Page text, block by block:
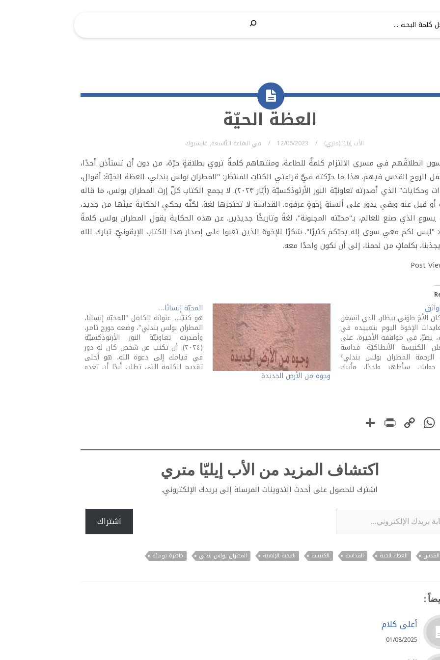
العظة الحيّة
الأب إيليّا (متري) 12/06/2023 في السّاعة التّاسعة, فايسبوك
انطلاقُهم في مسرى الالتزام كلمةٌ للطاعة، ومنتهاهم كلمةٌ تروي بطلاقةٍ حرّة، من دون أن تستأذن أحدًا،
الروح القدس فيهم. هذا ما حرّكته فيَّ قراءتي الكتابَ المنتظَر: "المطران بولس بندلي، العظة الحيّة: أقوال،
شهادات وحكايات" الذي أصدرته تعاونيّة النور الأرثوذكسيّة (أيّار ٢٠٢٣). لا يجمع الكتاب كلّ إرث المطران بولس، ما قاله
أو قيل عنه وبقي يدور على ألسنةِ إخوةٍ عرفوه. القداسة لا تحتجزها لغة. لكنّه يحكي الحكايةَ عينَها من جديد،
يسوع الذي صنع للعالم، بـ"محبّته المجنونة"، لغةً وتاريخًا جديدَين. عن هذه الحكاية يقول المطران بولس كلمةً
"ليس لكم معي سوى إله يحبّكم كثيرًا". شكرًا للإخوة الذين تعبوا على إصدار هذا الكتاب الإيقونيّ. تبارك الله
بكلماتٍ من لحمنا، إلى أن نكون واحدًا معه.
Post
الأخ طوني بيطار، الذي انشغل
الإخوة اليوم بتعييده في
يصرّ، في مواقفه الأخيرة، على
الكنيسة الأنطاكيّة قداسة
الرحمة المطران بولس بندلي؟
سأظهر واحدًا، وأترك
وجوه من الأرض الجديدة
المحبّة إنسانًا…
هو كتيّب، عنوانه الكامل "المحبّة إنسانًا،
المطران بولس بندلي"، وضعه جورج تامر،
وأصدرته تعاونيّة النور الأرثوذكسيّة
(٢٠٢٤). أن تكتب عن شخص كان له دور
في قيامك إلى دعوة الله، هو أحلى
تقديم للكلمة التي تطلب أبدًا أن تغدو
Facebook
WhatsApp
Copy
PrintFriendly
اكتشاف المزيد من الأب إيليّا متري
اشترك للحصول على أحدث التدوينات المرسلة إلى بريدك الإلكتروني.
اشتراك
القدس العظة الحية القداسة الكنيسة المحبة الإلهية المطران بولس بندلي خاطرة يوميّة
:
أعلى كلام
01/08/2025